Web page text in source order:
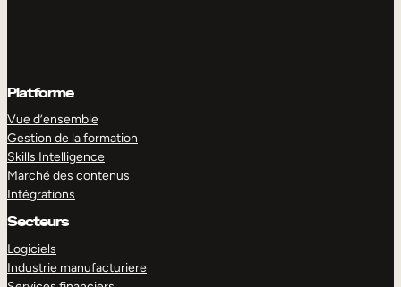
Platforme
Vue d’ensemble
Gestion de la formation
Skills Intelligence
Marché des contenus
Intégrations
Secteurs
Logiciels
Industrie manufacturiere